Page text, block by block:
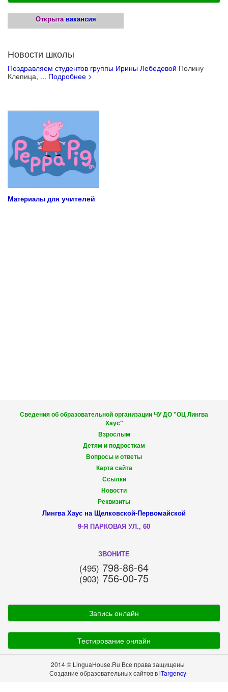
Открыта вакансия
Новости школы
Поздравляем студентов группы Ирины Лебедевой Полину
Клепица, ... Подробнее >
Материалы для учителей
Сведения об образовательной организации ЧУ ДО "ОЦ Лингва
Хаус"
Взрослым
Детям и подросткам
Вопросы и ответы
Карта сайта
Ссылки
Новости
Реквизиты
Лингва Хаус на Щелковской-Первомайской
9-Я ПАРКОВАЯ УЛ., 60
ЗВОНИТЕ
(495) 798-86-64
(903) 756-00-75
Запись онлайн
Тестирование онлайн
2014 © LinguaHouse.Ru Все права защищены
Создание образовательных сайтов вiTargency